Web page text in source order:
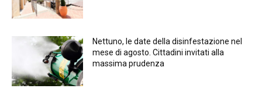
Nettuno, le date della disinfestazione nel
mese di agosto. Cittadini invitati alla
massima prudenza